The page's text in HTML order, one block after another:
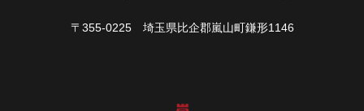
〒355-0225 埼玉県比企郡嵐山町鎌形1146